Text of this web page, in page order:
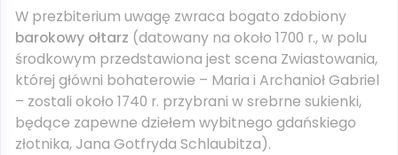
W prezbiterium uwagę zwraca bogato zdobiony
barokowy ołtarz (datowany na około 1700 r., w polu
środkowym przedstawiona jest scena Zwiastowania,
której główni bohaterowie – Maria i Archanioł Gabriel
– zostali około 1740 r. przybrani w srebrne sukienki,
będące zapewne dziełem wybitnego gdańskiego
złotnika, Jana Gotfryda Schlaubitza).